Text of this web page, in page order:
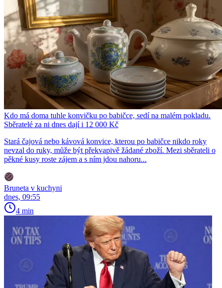
Kdo má doma tuhle konvičku po babičce, sedí na malém pokladu.
Sběratelé za ni dnes dají i 12 000 Kč
Stará čajová nebo kávová konvice, kterou po babičce nikdo roky
nevzal do ruky, může být překvapivě žádané zboží. Mezi sběrateli o
pěkné kusy roste zájem a s ním jdou nahoru...
Bruneta v kuchyni
dnes, 09:55
4 min